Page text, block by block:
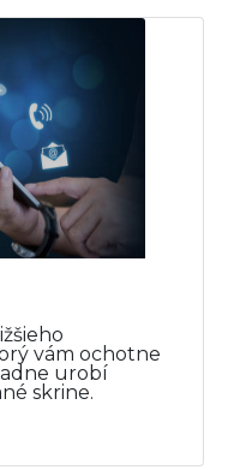
vám ochotne
urobí
skrine.